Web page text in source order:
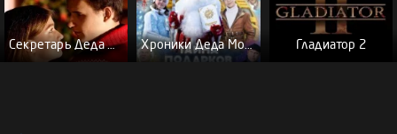
Секретарь Деда Мороза Хроники Деда Мороза. Тайна подарков Гладиатор 2